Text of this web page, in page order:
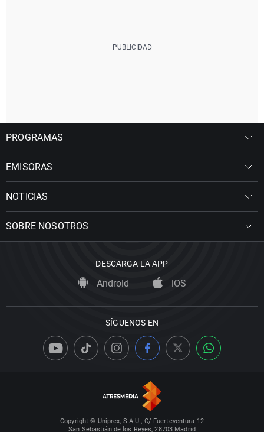
PROGRAMAS
EMISORAS
NOTICIAS
SOBRE NOSOTROS
DESCARGA LA APP
Android iOS
SÍGUENOS EN
Copyright © Uniprex, S.A.U., C/ Fuerteventura 12
San Sebastián de los Reyes, 28703 Madrid